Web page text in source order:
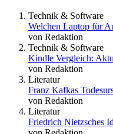
Technik & Software
Welchen Laptop für
von Redaktion
Technik & Software
Kindle Vergleich:
von Redaktion
Literatur
Franz Kafkas
von Redaktion
Literatur
Friedrich Nietzsches